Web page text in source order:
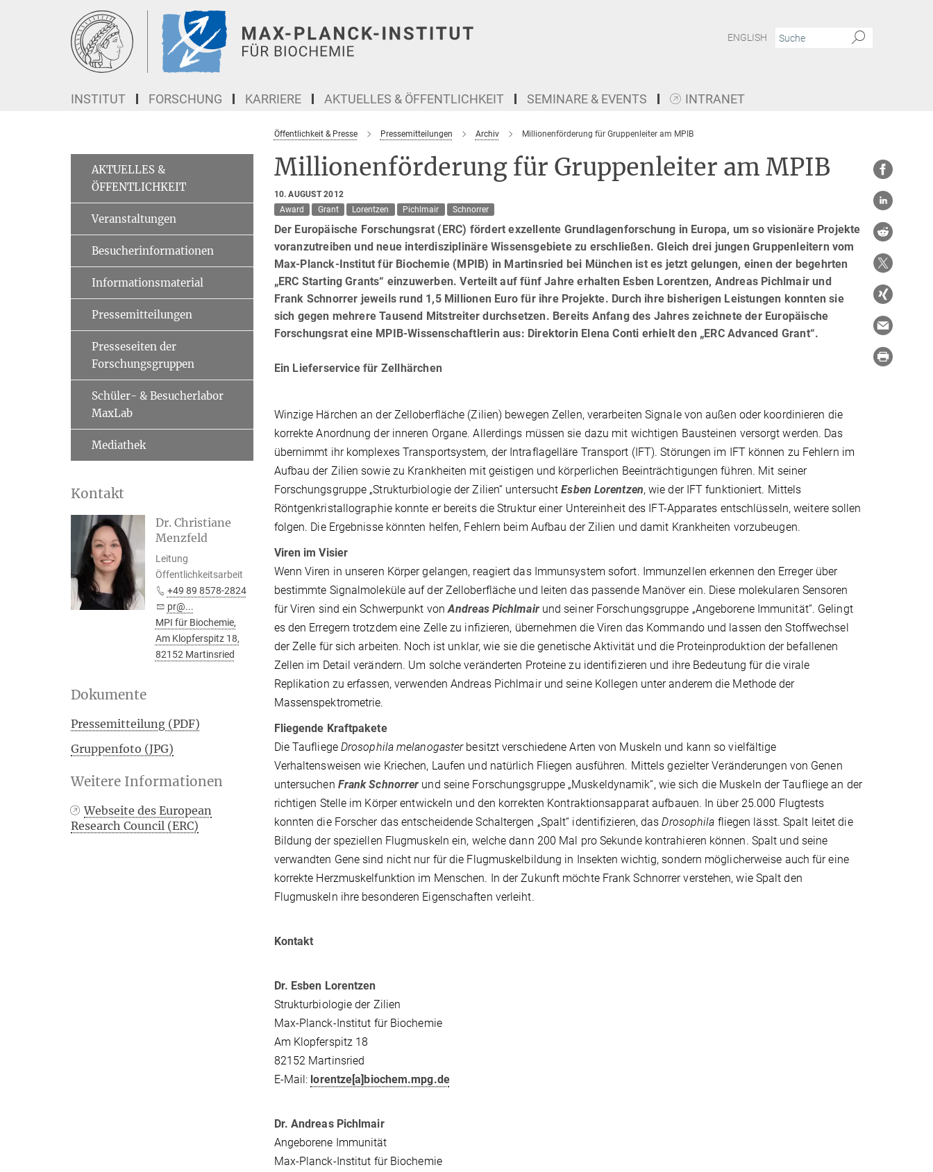
ENGLISH
INSTITUT FORSCHUNG KARRIERE AKTUELLES & ÖFFENTLICHKEIT SEMINARE & EVENTS INTRANET
Öffentlichkeit & Presse Pressemitteilungen Archiv Millionenförderung für Gruppenleiter am MPIB
Millionenförderung für Gruppenleiter am MPIB
10. AUGUST 2012
Award
Grant Lorentzen Pichlmair Schnorrer
Der Europäische Forschungsrat (ERC) fördert exzellente Grundlagenforschung in Europa, um so visionäre Projekte
voranzutreiben und neue interdisziplinäre Wissensgebiete zu erschließen. Gleich drei jungen Gruppenleitern vom
Max-Planck-Institut für Biochemie (MPIB) in Martinsried bei München ist es jetzt gelungen, einen der begehrten
„ERC Starting Grants“ einzuwerben. Verteilt auf fünf Jahre erhalten Esben Lorentzen, Andreas Pichlmair und
Frank Schnorrer jeweils rund 1,5 Millionen Euro für ihre Projekte. Durch ihre bisherigen Leistungen konnten sie
sich gegen mehrere Tausend Mitstreiter durchsetzen. Bereits Anfang des Jahres zeichnete der Europäische
Forschungsrat eine MPIB-Wissenschaftlerin aus: Direktorin Elena Conti erhielt den „ERC Advanced Grant“.
Ein Lieferservice für Zellhärchen
Winzige Härchen an der Zelloberfläche (Zilien) bewegen Zellen, verarbeiten Signale von außen oder koordinieren die
korrekte Anordnung der inneren Organe. Allerdings müssen sie dazu mit wichtigen Bausteinen versorgt werden. Das
übernimmt ihr komplexes Transportsystem, der Intraflagelläre Transport (IFT). Störungen im IFT können zu Fehlern im
Aufbau der Zilien sowie zu Krankheiten mit geistigen und körperlichen Beeinträchtigungen führen. Mit seiner
Forschungsgruppe „Strukturbiologie der Zilien“ untersuchtEsben Lorentzen, wie der IFT funktioniert. Mittels
Röntgenkristallographie konnte er bereits die Struktur einer Untereinheit des IFT-Apparates entschlüsseln, weitere sollen
folgen. Die Ergebnisse könnten helfen, Fehlern beim Aufbau der Zilien und damit Krankheiten vorzubeugen.
Viren im Visier
Wenn Viren in unseren Körper gelangen, reagiert das Immunsystem sofort. Immunzellen erkennen den Erreger über
bestimmte Signalmoleküle auf der Zelloberfläche und leiten das passende Manöver ein. Diese molekularen Sensoren
für Viren sind ein Schwerpunkt vonAndreas Pichlmairund seiner Forschungsgruppe „Angeborene Immunität“. Gelingt
es den Erregern trotzdem eine Zelle zu infizieren, übernehmen die Viren das Kommando und lassen den Stoffwechsel
der Zelle für sich arbeiten. Noch ist unklar, wie sie die genetische Aktivität und die Proteinproduktion der befallenen
Zellen im Detail verändern. Um solche veränderten Proteine zu identifizieren und ihre Bedeutung für die virale
Replikation zu erfassen, verwenden Andreas Pichlmair und seine Kollegen unter anderem die Methode der
Massenspektrometrie.
Fliegende Kraftpakete
Die Taufliege Drosophila melanogasterbesitzt verschiedene Arten von Muskeln und kann so vielfältige
Verhaltensweisen wie Kriechen, Laufen und natürlich Fliegen ausführen. Mittels gezielter Veränderungen von Genen
untersuchen Frank Schnorrer und seine Forschungsgruppe „Muskeldynamik“, wie sich die Muskeln der Taufliege an der
richtigen Stelle im Körper entwickeln und den korrekten Kontraktionsapparat aufbauen. In über 25.000 Flugtests
konnten die Forscher das entscheidende Schaltergen „Spalt“ identifizieren, dasDrosophila fliegen lässt. Spalt leitet die
Bildung der speziellen Flugmuskeln ein, welche dann 200 Mal pro Sekunde kontrahieren können. Spalt und seine
verwandten Gene sind nicht nur für die Flugmuskelbildung in Insekten wichtig, sondern möglicherweise auch für eine
korrekte Herzmuskelfunktion im Menschen. In der Zukunft möchte Frank Schnorrer verstehen, wie Spalt den
Flugmuskeln ihre besonderen Eigenschaften verleiht.
Kontakt
Dr. Esben Lorentzen
Strukturbiologie der Zilien
Max-Planck-Institut für Biochemie
Am Klopferspitz 18
82152 Martinsried
E-Mail: lorentze[a]biochem.mpg.de
Dr. Andreas Pichlmair
Angeborene Immunität
Max-Planck-Institut für Biochemie
AKTUELLES &
ÖFFENTLICHKEIT
Veranstaltungen
Besucherinformationen
Informationsmaterial
Pressemitteilungen
Presseseiten der
Forschungsgruppen
Schüler- & Besucherlabor
MaxLab
Mediathek
Kontakt
Dr. Christiane
Menzfeld
Leitung
Öffentlichkeitsarbeit
+49 89 8578-2824
pr@...
MPI für Biochemie,
Am Klopferspitz 18,
82152 Martinsried
Dokumente
Pressemitteilung (PDF)
Gruppenfoto (JPG)
Weitere Informationen
Webseite des European
Research Council (ERC)